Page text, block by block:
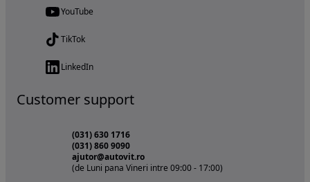
YouTube
TikTok
LinkedIn
Customer support
(031) 630 1716
(031) 860 9090
ajutor@autovit.ro
(de Luni pana Vineri intre 09:00 - 17:00)